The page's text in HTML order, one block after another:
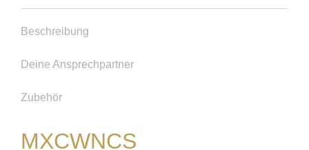
Beschreibung
Deine Ansprechpartner
Zubehör
MXCWNCS